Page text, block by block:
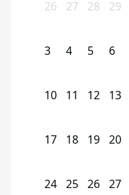
26 27 28 29
3 4 5 6
10 11 12 13
17 18 19 20
24 25 26 27